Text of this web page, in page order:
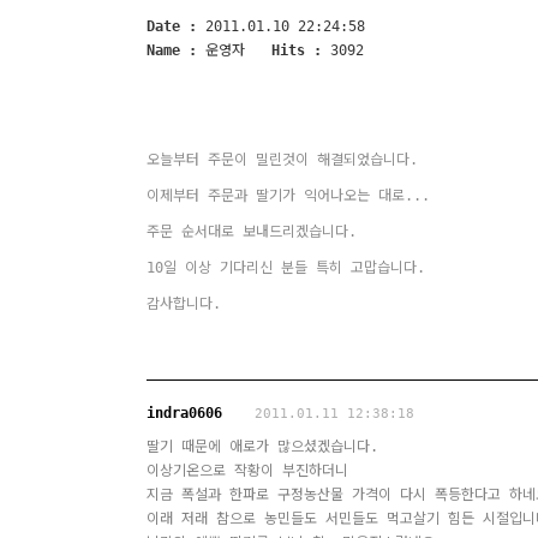
Date :
2011.01.10 22:24:58
Name :
운영자 Hits : 3092
오늘부터 주문이 밀린것이 해결되었습니다.
이제부터 주문과 딸기가 익어나오는 대로...
주문 순서대로 보내드리겠습니다.
10일 이상 기다리신 분들 특히 고맙습니다.
감사합니다.
indra0606 2011.01.11 12:38:18
딸기 때문에 애로가 많으셨겠습니다.
이상기온으로 작황이 부진하더니
지금 폭설과 한파로 구정농산물 가격이 다시 폭등한다고 하
이래 저래 참으로 농민들도 서민들도 먹고살기 힘든 시절입